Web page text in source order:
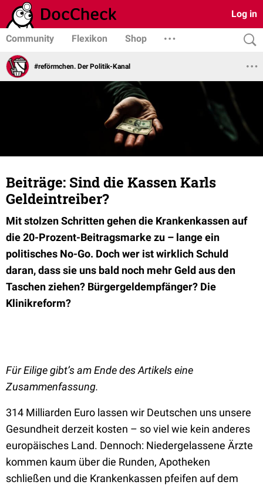
Log in
Community Flexikon Shop
#reförmchen. Der Politik-Kanal
Beiträge: Sind die Kassen Karls
Geldeintreiber?
Mit stolzen Schritten gehen die Krankenkassen auf
die 20-Prozent-Beitragsmarke zu – lange ein
politisches No-Go. Doch wer ist wirklich Schuld
daran, dass sie uns bald noch mehr Geld aus den
Taschen ziehen? Bürgergeldempfänger? Die
Klinikreform?
Für Eilige gibt’s am Ende des Artikels eine
Zusammenfassung.
314 Milliarden Euro lassen wir Deutschen uns unsere
Gesundheit derzeit kosten – so viel wie kein anderes
europäisches Land. Dennoch: Niedergelassene Ärzte
kommen kaum über die Runden, Apotheken
schließen und die Krankenkassen pfeifen auf dem